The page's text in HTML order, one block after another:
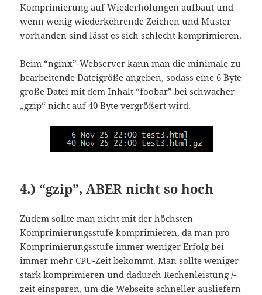
Komprimierung auf Wiederholungen aufbaut und
wenn wenig wiederkehrende Zeichen und Muster
vorhanden sind lässt es sich schlecht komprimieren.
Beim “nginx”-Webserver kann man die minimale zu
bearbeitende Dateigröße angeben, sodass eine 6 Byte
große Datei mit dem Inhalt “foobar” bei schwacher
„gzip“ nicht auf 40 Byte vergrößert wird.
4.) “gzip”, ABER nicht so hoch
Zudem sollte man nicht mit der höchsten
Komprimierungsstufe komprimieren, da man pro
Komprimierungsstufe immer weniger Erfolg bei
immer mehr CPU-Zeit bekommt. Man sollte weniger
stark komprimieren und dadurch Rechenleistung /-
zeit einsparen, um die Webseite schneller ausliefern